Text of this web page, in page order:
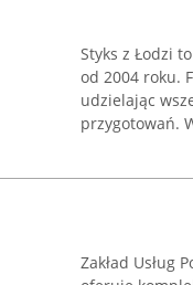
Styks z Łodzi
od 2004 roku.
udzielając
przygotowań.
Zakład Usług